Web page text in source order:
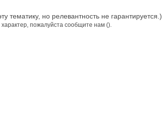
тематику, но релевантность не гарантируется.)
пожалуйста сообщите нам ().